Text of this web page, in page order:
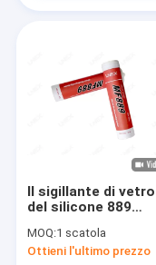
Il sigillante di vetro
del silicone 889
parte di adesivi di
verniciatura neutrali
MOQ:1 scatola
Ottieni l'ultimo prezzo